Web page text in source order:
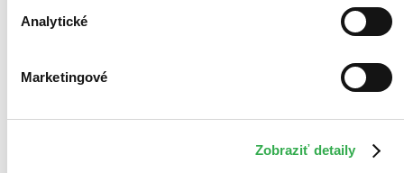
Analytické
Marketingové
Zobraziť detaily